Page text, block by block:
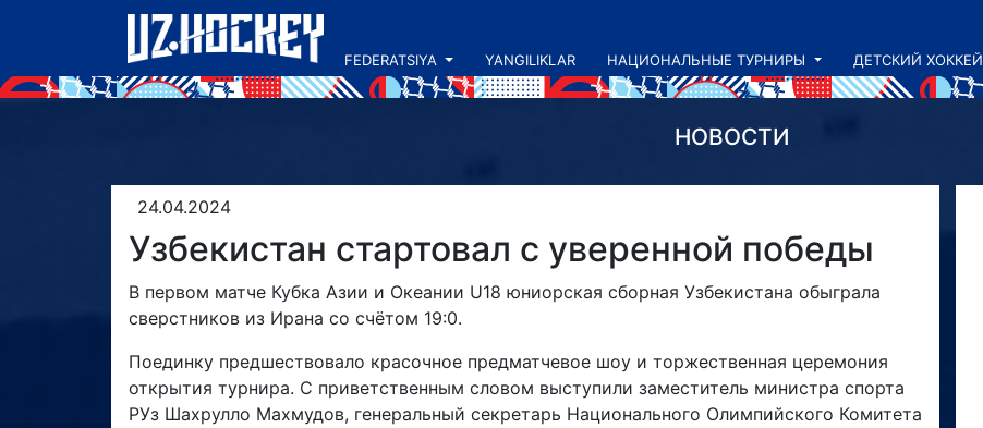
FEDERATSIYA YANGILIKLAR НАЦИОНАЛЬНЫЕ ТУРНИРЫ ДЕТСКИЙ ХОККЕЙ
НОВОСТИ
24.04.2024
Узбекистан стартовал с уверенной победы
В первом матче Кубка Азии и Океании U18 юниорская сборная Узбекистана обыграла
сверстников из Ирана со счётом 19:0.
Поединку предшествовало красочное предматчевое шоу и торжественная церемония
открытия турнира. С приветственным словом выступили заместитель министра спорта
РУз Шахрулло Махмудов, генеральный секретарь Национального Олимпийского Комитета